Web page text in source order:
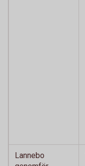
Lannebo